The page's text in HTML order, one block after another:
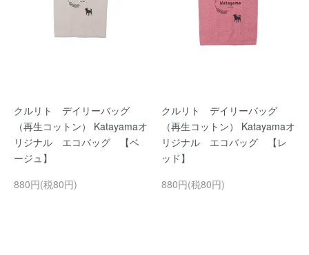
クルリト デイリーバッグ
（再生コットン） Katayamaオ
リジナル エコバッグ 【ベ
ージュ】
880円(税80円)
クルリト デイリーバッグ
（再生コットン） Katayamaオ
リジナル エコバッグ 【レ
ッド】
880円(税80円)